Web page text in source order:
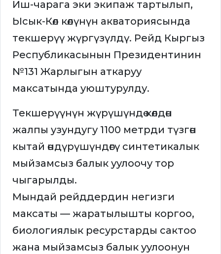
Иш-чарага эки экипаж тартылып,
Ысык-Көл көлүнүн акваториясында
текшерүү жүргүзүлдү. Рейд Кыргыз
Республикасынын Президентинин
№131 Жарлыгын аткаруу
максатында уюштурулду.
Текшерүүнүн жүрүшүндө көлдөн
жалпы узундугу 1100 метрди түзгөн
кытай өндүрүшүндөгү синтетикалык
мыйзамсыз балык уулоочу тор
чыгарылды.
Мындай рейддердин негизги
максаты — жаратылышты коргоо,
биологиялык ресурстарды сактоо
жана мыйзамсыз балык уулоонун